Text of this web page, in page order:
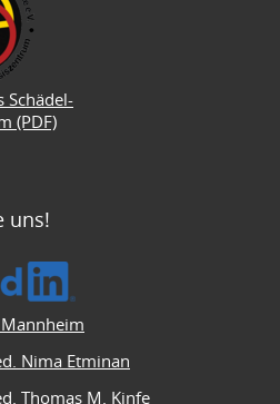
Schädel-
(PDF)
uns!
Nima Etminan
Thomas M. Kinfe